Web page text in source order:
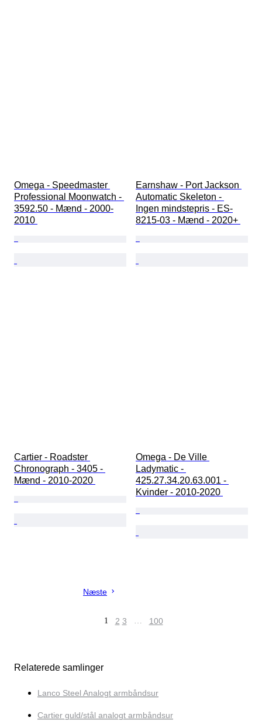
Omega - Speedmaster
Professional Moonwatch -
3592.50 - Mænd - 2000-
2010
Earnshaw - Port Jackson
Automatic Skeleton -
Ingen mindstepris - ES-
8215-03 - Mænd - 2020+
Cartier - Roadster
Chronograph - 3405 -
Mænd - 2010-2020
Omega - De Ville
Ladymatic -
425.27.34.20.63.001 -
Kvinder - 2010-2020
Næste
1 2 3 … 100
Relaterede samlinger
Lanco Steel Analogt armbåndsur
Cartier guld/stål analogt armbåndsur